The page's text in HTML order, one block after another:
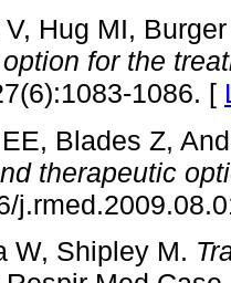
Hug MI,
for the
1086. [
Blades Z,
therapeutic
W, Shipley M.